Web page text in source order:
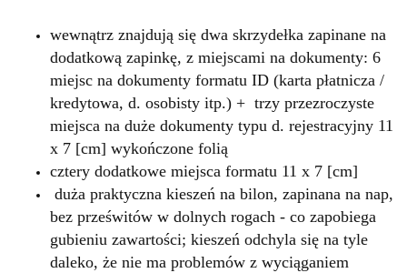
wewnątrz znajdują się dwa skrzydełka zapinane na
dodatkową zapinkę, z miejscami na dokumenty: 6
miejsc na dokumenty formatu ID (karta płatnicza /
kredytowa, d. osobisty itp.) + trzy przezroczyste
miejsca na duże dokumenty typu d. rejestracyjny 11
x 7 [cm] wykończone folią
cztery dodatkowe miejsca formatu 11 x 7 [cm]
duża praktyczna kieszeń na bilon, zapinana na nap,
bez prześwitów w dolnych rogach - co zapobiega
gubieniu zawartości; kieszeń odchyla się na tyle
daleko, że nie ma problemów z wyciąganiem